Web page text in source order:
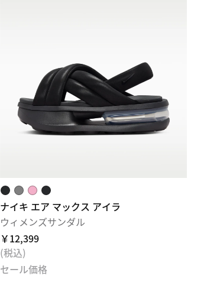
ナイキ エア マックス アイラ
ウィメンズサンダル
￥12,399
(税込)
セール価格